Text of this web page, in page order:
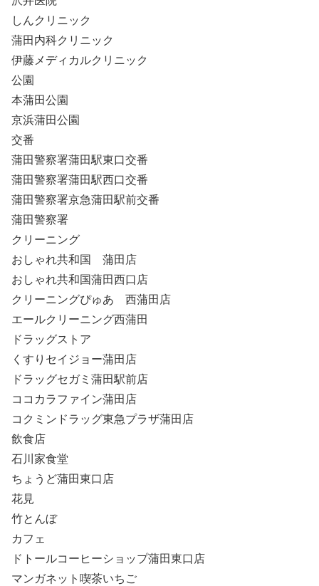
しんクリニック
蒲田内科クリニック
伊藤メディカルクリニック
公園
本蒲田公園
京浜蒲田公園
交番
蒲田警察署蒲田駅東口交番
蒲田警察署蒲田駅西口交番
蒲田警察署京急蒲田駅前交番
蒲田警察署
クリーニング
おしゃれ共和国 蒲田店
おしゃれ共和国蒲田西口店
クリーニングぴゅあ 西蒲田店
エールクリーニング西蒲田
ドラッグストア
くすりセイジョー蒲田店
ドラッグセガミ蒲田駅前店
ココカラファイン蒲田店
コクミンドラッグ東急プラザ蒲田店
飲食店
石川家食堂
ちょうど蒲田東口店
花見
竹とんぼ
カフェ
ドトールコーヒーショップ蒲田東口店
マンガネット喫茶いちご